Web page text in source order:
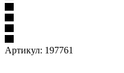
Артикул: 197761